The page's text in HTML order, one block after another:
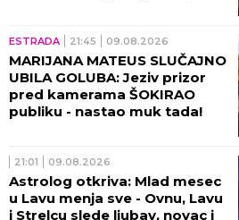
ESTRADA 21:45 09.08.2026
MARIJANA MATEUS SLUČAJNO
UBILA GOLUBA: Jeziv prizor
pred kamerama ŠOKIRAO
publiku - nastao muk tada!
21:01 09.08.2026
Astrolog otkriva: Mlad mesec
u Lavu menja sve - Ovnu, Lavu
i Strelcu slede ljubav, novac i